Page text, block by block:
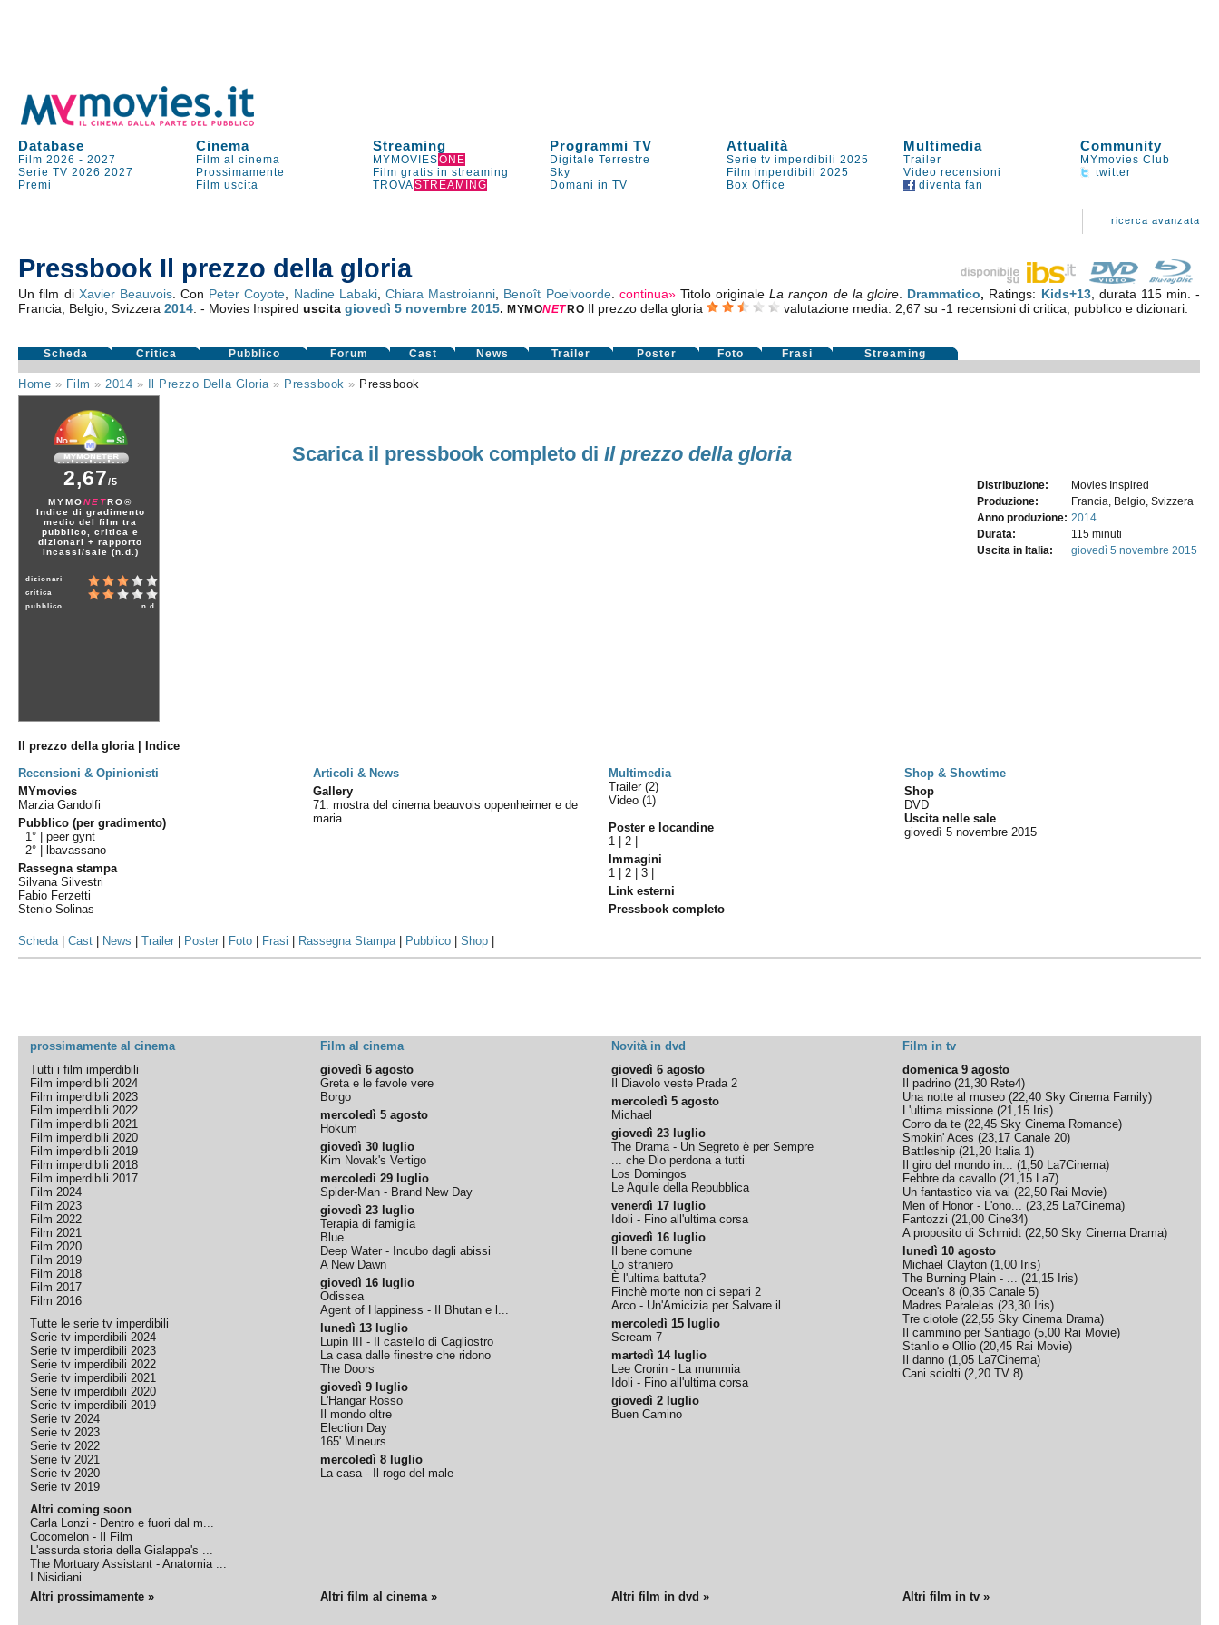
Database Cinema Streaming Programmi TV Attualità Multimedia Community
Film 2026 -2027 Film al cinema MYMOVIESONE Digitale Terrestre Serie tv imperdibili 2025 Trailer
MYmovies Club
Serie TV 2026 2027 Prossimamente Film gratis in streaming Sky Film imperdibili 2025 Video recensioni
twitter
Premi
Film uscita TROVASTREAMING Domani in TV Box Office diventa fan
ricerca avanzata
Pressbook Il prezzo della gloria
Un film di Xavier Beauvois. Con Peter Coyote Nadine Labaki, Chiara Mastroianni Benoît Poelvoorde. continua» Titolo originaleLa rançon de la gloire Drammatico, Ratings: Kids+13, durata 115 min. -
Francia, Belgio, Svizzera2014 . - Movies Inspireduscitagiovedì 5 novembre 2015.MYMONET RO Il prezzo della gloria valutazione media: 2,67 su -1 recensioni di critica, pubblico e dizionari.
Scheda Critica Pubblico Forum Cast News Trailer Poster Foto Frasi Streaming
Home » Film » 2014 » Il Prezzo Della Gloria» Pressbook » Pressbook
Distribuzione:
Movies Inspired
Produzione:
Francia, Belgio, Svizzera
Anno produzione: 2014
Durata:
115 minuti
Uscita in Italia:
giovedì 5 novembre 2015
2,67/5
MYMONETRO®
Indice di gradimento
medio del film tra
pubblico, critica e
dizionari + rapporto
incassi/sale (n.d.)
dizionari
critica
pubblico
n.d.
Scarica il pressbook completo di Il prezzo della gloria
Il prezzo della gloria | Indice
Recensioni & Opinionisti
Articoli & News Multimedia
Shop & Showtime
MYmovies
Marzia Gandolfi
Pubblico (per gradimento)
1° |peer gynt
2° |
lbavassano
Rassegna stampa
Silvana Silvestri
Fabio Ferzetti
Stenio Solinas
Gallery
71. mostra del cinema beauvois oppenheimer e de
maria
Trailer (2)
Video (1)
Poster e locandine
1 |2
Immagini
1 |2 |3
Link esterni
Pressbook completo
Shop
DVD
Uscita nelle sale
giovedì 5 novembre 2015
Scheda|Cast News |Trailer Poster Foto Frasi Rassegna Stampa| Pubblico |Shop
prossimamente al cinema Film al cinema Novità in dvd
Film in tv
Tutti i film imperdibili
Film imperdibili 2024
Film imperdibili 2023
Film imperdibili 2022
Film imperdibili 2021
Film imperdibili 2020
Film imperdibili 2019
Film imperdibili 2018
Film imperdibili 2017
Film 2024
Film 2023
Film 2022
Film 2021
Film 2020
Film 2019
Film 2018
Film 2017
Film 2016
Tutte le serie tv imperdibili
Serie tv imperdibili 2024
Serie tv imperdibili 2023
Serie tv imperdibili 2022
Serie tv imperdibili 2021
Serie tv imperdibili 2020
Serie tv imperdibili 2019
Serie tv 2024
Serie tv 2023
Serie tv 2022
Serie tv 2021
Serie tv 2020
Serie tv 2019
Altri coming soon
Carla Lonzi - Dentro e fuori dal m...
Cocomelon - Il Film
L'assurda storia della Gialappa's ...
The Mortuary Assistant - Anatomia ...
I Nisidiani
giovedì 6 agosto
Greta e le favole vere
Borgo
mercoledì 5 agosto
Hokum
giovedì 30 luglio
Kim Novak's Vertigo
mercoledì 29 luglio
Spider-Man - Brand New Day
giovedì 23 luglio
Terapia di famiglia
Blue
Deep Water - Incubo dagli abissi
A New Dawn
giovedì 16 luglio
Odissea
Agent of Happiness - Il Bhutan e l...
lunedì 13 luglio
Lupin III - Il castello di Cagliostro
La casa dalle finestre che ridono
The Doors
giovedì 9 luglio
L'Hangar Rosso
Il mondo oltre
Election Day
165' Mineurs
mercoledì 8 luglio
La casa - Il rogo del male
giovedì 6 agosto
Il Diavolo veste Prada 2
mercoledì 5 agosto
Michael
giovedì 23 luglio
The Drama - Un Segreto è per Sempre
... che Dio perdona a tutti
Los Domingos
Le Aquile della Repubblica
venerdì 17 luglio
Idoli - Fino all'ultima corsa
giovedì 16 luglio
Il bene comune
Lo straniero
È l'ultima battuta?
Finchè morte non ci separi 2
Arco - Un'Amicizia per Salvare il ...
mercoledì 15 luglio
Scream 7
martedì 14 luglio
Lee Cronin - La mummia
Idoli - Fino all'ultima corsa
giovedì 2 luglio
Buen Camino
domenica 9 agosto
Il padrino (21,30 Rete4)
Una notte al museo (22,40 Sky Cinema Family)
L'ultima missione (21,15 Iris)
Corro da te (22,45 Sky Cinema Romance)
Smokin' Aces (23,17 Canale 20)
Battleship (21,20 Italia 1)
Il giro del mondo in... (1,50 La7Cinema)
Febbre da cavallo (21,15 La7)
Un fantastico via vai (22,50 Rai Movie)
Men of Honor - L'ono... (23,25 La7Cinema)
Fantozzi (21,00 Cine34)
A proposito di Schmidt (22,50 Sky Cinema Drama)
lunedì 10 agosto
Michael Clayton (1,00 Iris)
The Burning Plain - ... (21,15 Iris)
Ocean's 8 (0,35 Canale 5)
Madres Paralelas (23,30 Iris)
Tre ciotole (22,55 Sky Cinema Drama)
Il cammino per Santiago (5,00 Rai Movie)
Stanlio e Ollio (20,45 Rai Movie)
Il danno (1,05 La7Cinema)
Cani sciolti (2,20 TV 8)
Altri prossimamente » Altri film al cinema » Altri film in dvd » Altri film in tv »